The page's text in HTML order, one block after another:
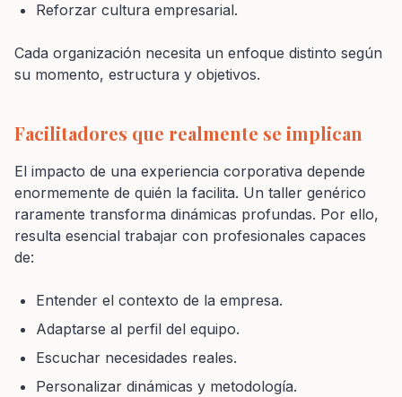
Reforzar cultura empresarial.
Cada organización necesita un enfoque distinto según
su momento, estructura y objetivos.
Facilitadores que realmente se implican
El impacto de una experiencia corporativa depende
enormemente de quién la facilita. Un taller genérico
raramente transforma dinámicas profundas. Por ello,
resulta esencial trabajar con profesionales capaces
de:
Entender el contexto de la empresa.
Adaptarse al perfil del equipo.
Escuchar necesidades reales.
Personalizar dinámicas y metodología.